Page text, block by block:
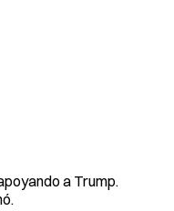
a Trump.